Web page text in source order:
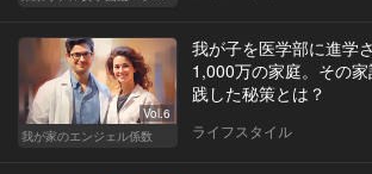
Vol.6
我が家のエンジェル係数
我が子を医学部に進学
1,000万の家庭。その
践した秘策とは？
ライフスタイル